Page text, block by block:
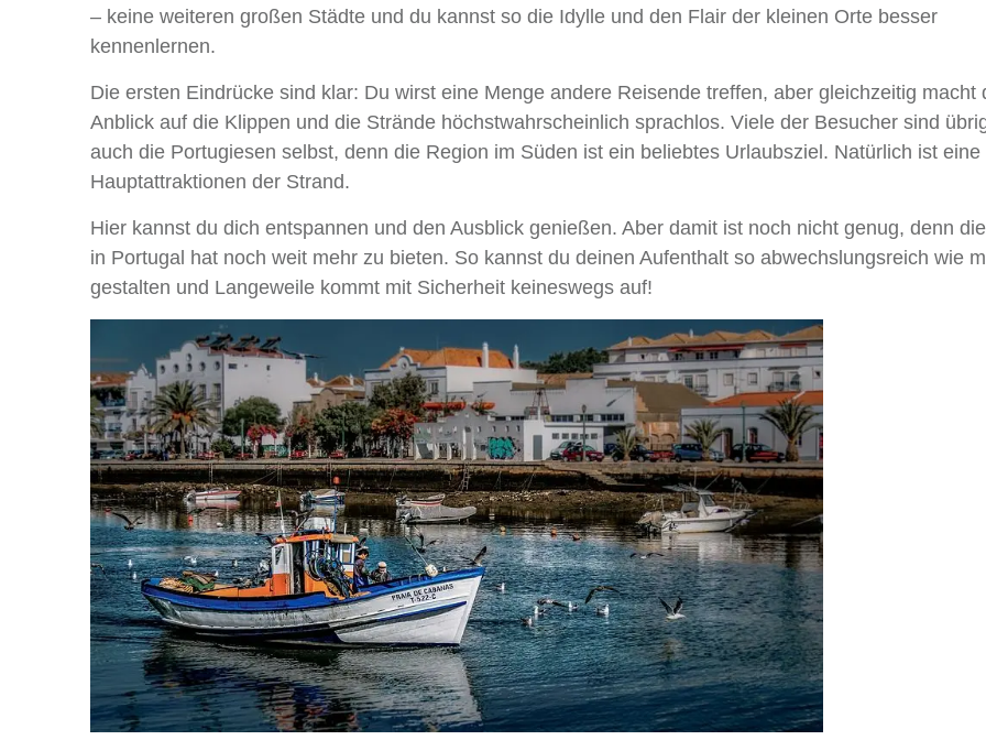
– keine weiteren großen Städte und du kannst so die Idylle und den Flair der kleinen Orte besser
kennenlernen.
Die ersten Eindrücke sind klar: Du wirst eine Menge andere Reisende treffen, aber gleichzeitig macht
Anblick auf die Klippen und die Strände höchstwahrscheinlich sprachlos. Viele der Besucher sind
auch die Portugiesen selbst, denn die Region im Süden ist ein beliebtes Urlaubsziel. Natürlich ist eine
Hauptattraktionen der Strand.
Hier kannst du dich entspannen und den Ausblick genießen. Aber damit ist noch nicht genug, denn
in Portugal hat noch weit mehr zu bieten. So kannst du deinen Aufenthalt so abwechslungsreich wie
gestalten und Langeweile kommt mit Sicherheit keineswegs auf!